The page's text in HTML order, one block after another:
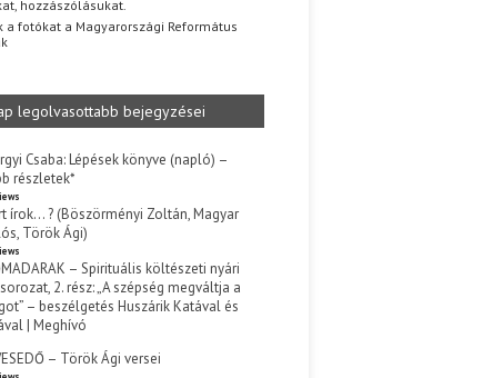
hozzászólásukat.
a fotókat a Magyarországi Református
legolvasottabb bejegyzései
Csaba: Lépések könyve (napló) –
részletek*
írok… ? (Böszörményi Zoltán, Magyar
Török Ági)
– Spirituális költészeti nyári
2. rész: „A szépség megváltja a
– beszélgetés Huszárik Katával és
| Meghívó
– Török Ági versei